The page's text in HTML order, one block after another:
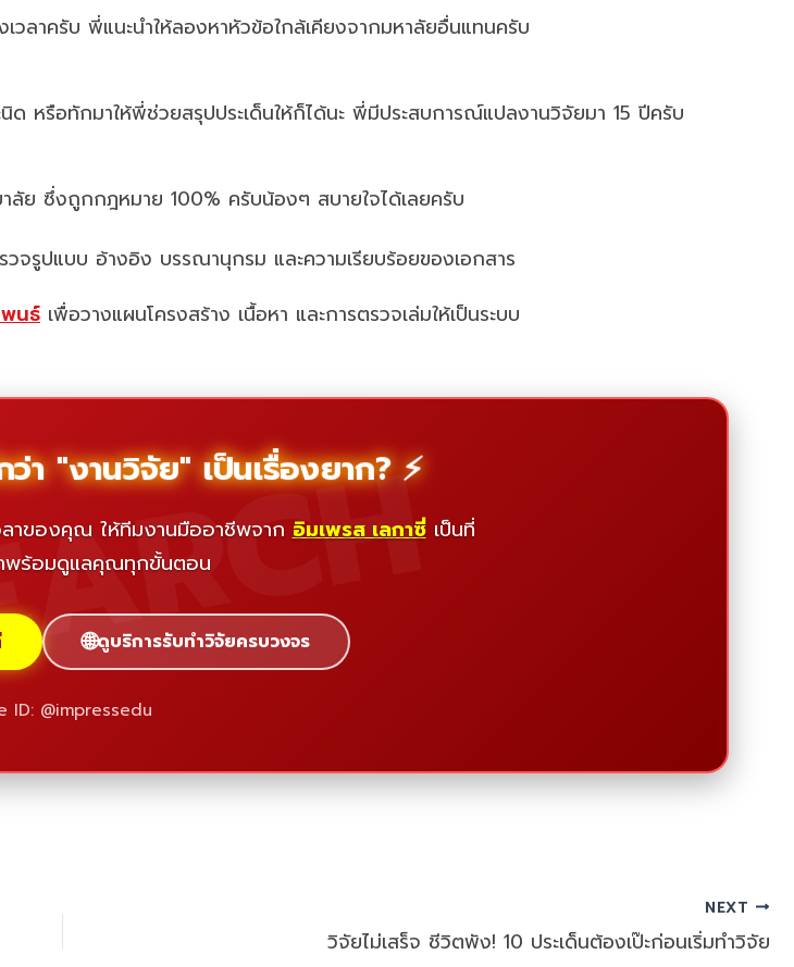
ลาครับ พี่แนะนำให้ลองหาหัวข้อใกล้เคียงจากมหาลัยอื่นแทนครับ
หรือทักมาให้พี่ช่วยสรุปประเด็นให้ก็ได้นะ พี่มีประสบการณ์แปลงานวิจัยมา 15 ปีครับ
ซึ่งถูกกฎหมาย 100% ครับน้องๆ สบายใจได้เลยครับ
วจรูปแบบ อ้างอิง บรรณานุกรม และความเรียบร้อยของเอกสาร
นธ์ เพื่อวางแผนโครงสร้าง เนื้อหา และการตรวจเล่มให้เป็นระบบ
า "งานวิจัย" เป็นเรื่องยาก? ⚡
ลาของคุณ ให้ทีมงานมืออาชีพจากอิมเพรส เลกาซี่เป็นที่
พร้อมดูแลคุณทุกขั้นตอน
🌐ดูบริการรับทำวิจัยครบวงจร
ID: @impressedu
NEXT
วิจัยไม่เสร็จ ชีวิตพัง! 10 ประเด็นต้องเป๊ะก่อนเริ่มทำวิจัย